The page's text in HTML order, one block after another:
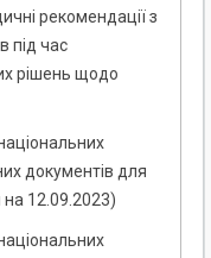
рекомендації з
під час
рішень щодо
документів для
12.09.2023)